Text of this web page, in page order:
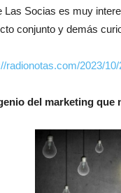
Las Socias es muy
conjunto y demás
radionotas.com/2023/
del marketing que